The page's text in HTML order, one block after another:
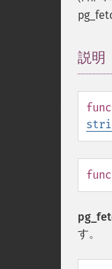
説明
す。